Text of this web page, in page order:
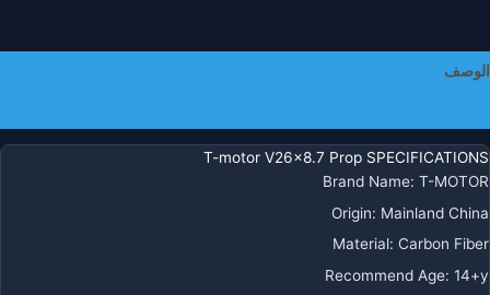
الوصف
T-motor V26x8.7 Prop SPECIFICATIONS
Brand Name: T-MOTOR
Origin: Mainland China
Material: Carbon Fiber
Recommend Age: 14+y